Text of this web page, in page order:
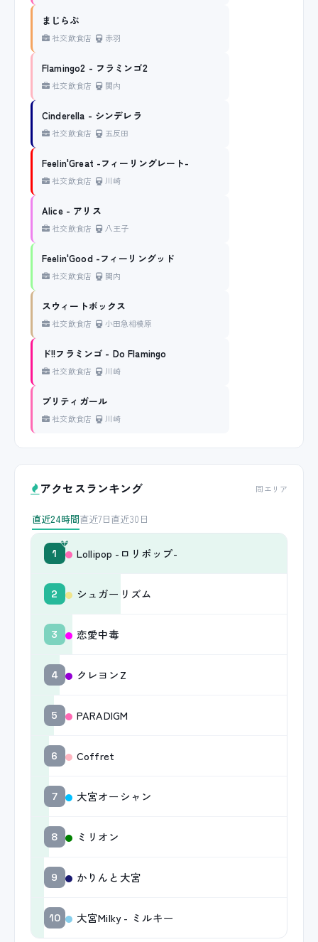
まじらぶ
社交飲食店 赤羽
Flamingo2 - フラミンゴ2
社交飲食店 関内
Cinderella - シンデレラ
社交飲食店 五反田
Feelin'Great -フィーリングレート-
社交飲食店 川崎
Alice - アリス
社交飲食店 八王子
Feelin'Good -フィーリングッド
社交飲食店 関内
スウィートボックス
社交飲食店 小田急相模原
ド!!フラミンゴ - Do Flamingo
社交飲食店 川崎
プリティガール
社交飲食店 川崎
アクセスランキング 同エリア
直近24時間直近7日直近30日
1 Lollipop -ロリポップ-
2 シュガーリズム
3 恋愛中毒
4 クレヨンZ
5 PARADIGM
6 Coffret
7 大宮オーシャン
8 ミリオン
9 かりんと大宮
10 大宮Milky - ミルキー